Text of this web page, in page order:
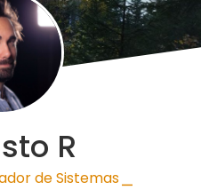
R
de Sistemas |